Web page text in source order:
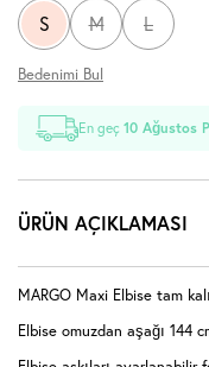
S M L
Bedenimi Bul
En geç10 Ağustos
ÜRÜN AÇIKLAMASI
MARGO Maxi Elbise tam
Elbise omuzdan aşağı 144